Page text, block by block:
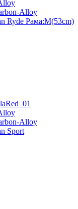
Ryde Рама:M(53cm)
Sport